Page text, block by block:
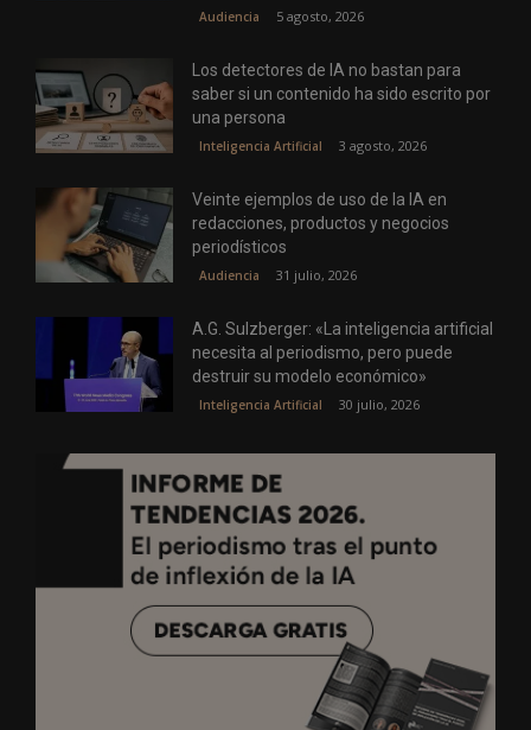
Audiencia 5 agosto, 2026
Los detectores de IA no bastan para
saber si un contenido ha sido escrito por
una persona
Inteligencia Artificial 3 agosto, 2026
Veinte ejemplos de uso de la IA en
redacciones, productos y negocios
periodísticos
Audiencia 31 julio, 2026
A.G. Sulzberger: «La inteligencia artificial
necesita al periodismo, pero puede
destruir su modelo económico»
Inteligencia Artificial 30 julio, 2026